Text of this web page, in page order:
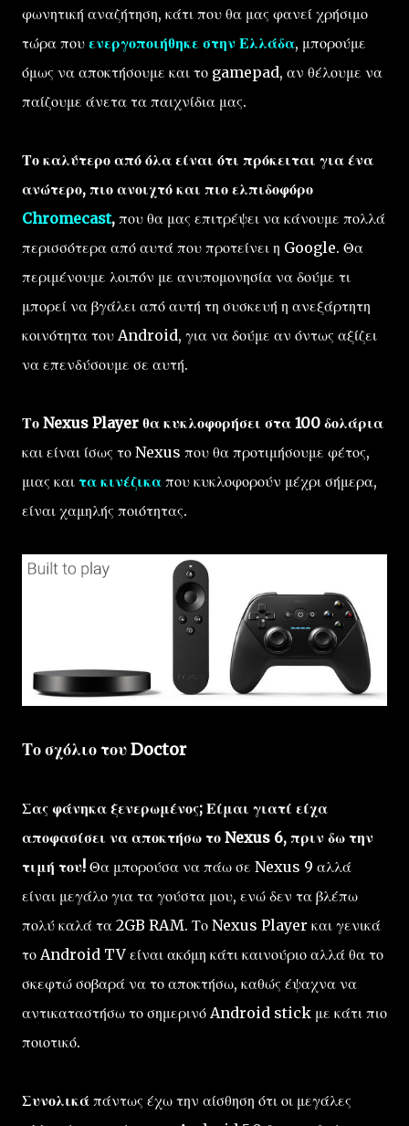
φωνητική αναζήτηση, κάτι που θα μας φανεί χρήσιμο
τώρα που ενεργοποιήθηκε στην Ελλάδα, μπορούμε
όμως να αποκτήσουμε και το gamepad, αν θέλουμε να
παίζουμε άνετα τα παιχνίδια μας.
Το καλύτερο από όλα είναι ότι πρόκειται για ένα
ανώτερο, πιο ανοιχτό και πιο ελπιδοφόρο
Chromecast, που θα μας επιτρέψει να κάνουμε πολλά
περισσότερα από αυτά που προτείνει η Google. Θα
περιμένουμε λοιπόν με ανυπομονησία να δούμε τι
μπορεί να βγάλει από αυτή τη συσκευή η ανεξάρτητη
κοινότητα του Android, για να δούμε αν όντως αξίζει
να επενδύσουμε σε αυτή.
Το Nexus Player θα κυκλοφορήσει στα 100 δολάρια
και είναι ίσως το Nexus που θα προτιμήσουμε φέτος,
μιας και τα κινέζικα που κυκλοφορούν μέχρι σήμερα,
είναι χαμηλής ποιότητας.
Το σχόλιο του Doctor
Σας φάνηκα ξενερωμένος; Είμαι γιατί είχα
αποφασίσει να αποκτήσω το Nexus 6, πριν δω την
τιμή του! Θα μπορούσα να πάω σε Nexus 9 αλλά
είναι μεγάλο για τα γούστα μου, ενώ δεν τα βλέπω
πολύ καλά τα 2GB RAM. Το Nexus Player και γενικά
το Android TV είναι ακόμη κάτι καινούριο αλλά θα το
σκεφτώ σοβαρά να το αποκτήσω, καθώς έψαχνα να
αντικαταστήσω το σημερινό Android stick με κάτι πιο
ποιοτικό.
Συνολικά πάντως έχω την αίσθηση ότι οι μεγάλες